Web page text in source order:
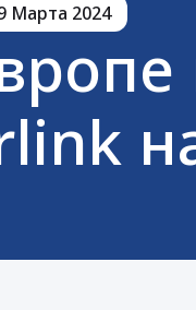
Марта 2024